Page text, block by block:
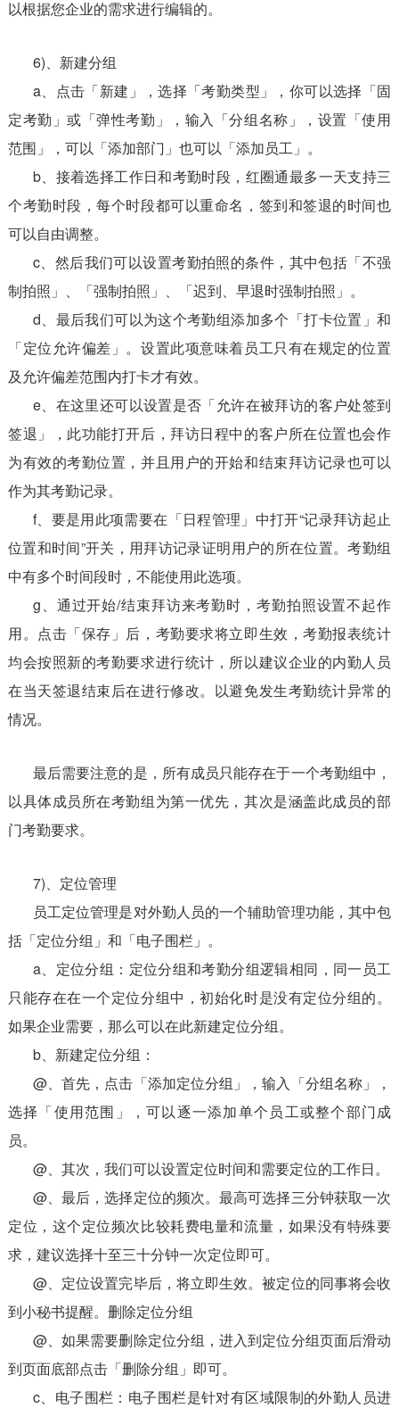
以根据您企业的需求进行编辑的。
6)、新建分组
a、点击「新建」，选择「考勤类型」，你可以选择「固
定考勤」或「弹性考勤」，输入「分组名称」，设置「使用
范围」，可以「添加部门」也可以「添加员工」。
b、接着选择工作日和考勤时段，红圈通最多一天支持三
个考勤时段，每个时段都可以重命名，签到和签退的时间也
可以自由调整。
c、然后我们可以设置考勤拍照的条件，其中包括「不强
制拍照」、「强制拍照」、「迟到、早退时强制拍照」。
d、最后我们可以为这个考勤组添加多个「打卡位置」和
「定位允许偏差」。设置此项意味着员工只有在规定的位置
及允许偏差范围内打卡才有效。
e、在这里还可以设置是否「允许在被拜访的客户处签到
签退」，此功能打开后，拜访日程中的客户所在位置也会作
为有效的考勤位置，并且用户的开始和结束拜访记录也可以
作为其考勤记录。
f、要是用此项需要在「日程管理」中打开“记录拜访起止
位置和时间”开关，用拜访记录证明用户的所在位置。考勤组
中有多个时间段时，不能使用此选项。
g、通过开始/结束拜访来考勤时，考勤拍照设置不起作
用。点击「保存」后，考勤要求将立即生效，考勤报表统计
均会按照新的考勤要求进行统计，所以建议企业的内勤人员
在当天签退结束后在进行修改。以避免发生考勤统计异常的
情况。
最后需要注意的是，所有成员只能存在于一个考勤组中，
以具体成员所在考勤组为第一优先，其次是涵盖此成员的部
门考勤要求。
7)、定位管理
员工定位管理是对外勤人员的一个辅助管理功能，其中包
括「定位分组」和「电子围栏」。
a、定位分组：定位分组和考勤分组逻辑相同，同一员工
只能存在在一个定位分组中，初始化时是没有定位分组的。
如果企业需要，那么可以在此新建定位分组。
b、新建定位分组：
@、首先，点击「添加定位分组」，输入「分组名称」，
选择「使用范围」，可以逐一添加单个员工或整个部门成
员。
@、其次，我们可以设置定位时间和需要定位的工作日。
@、最后，选择定位的频次。最高可选择三分钟获取一次
定位，这个定位频次比较耗费电量和流量，如果没有特殊要
求，建议选择十至三十分钟一次定位即可。
@、定位设置完毕后，将立即生效。被定位的同事将会收
到小秘书提醒。删除定位分组
@、如果需要删除定位分组，进入到定位分组页面后滑动
到页面底部点击「删除分组」即可。
c、电子围栏：电子围栏是针对有区域限制的外勤人员进